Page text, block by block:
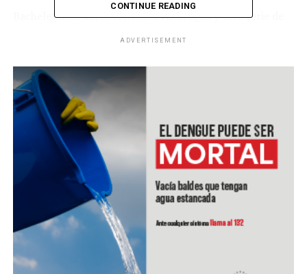
Bachelet hizo duras críticas a Nicaragua y otra serie de
Estados Unidos, Bielorrusia, Brasil, Tanzania y Burundi.
Para la alta comisionada, estas acciones minan los
esfuerzos por frenar el avance del virus.
RELATED TOPICS:
India realizará prueba en humanos de vacuna contra
coronavirus
China descubre nueva gripe porcina con características
pandémicas
CONTINUE READING
ADVERTISEMENT